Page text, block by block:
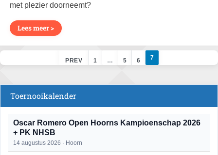
met plezier doorneemt?
Lees meer >
PREV 1 … 5 6 7
Toernooikalender
Oscar Romero Open Hoorns Kampioenschap 2026
+ PK NHSB
14 augustus 2026 · Hoorn